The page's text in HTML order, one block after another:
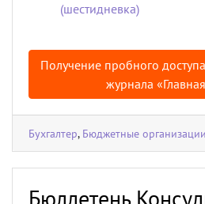
(шестидневка)
Получение пробного
журнала
Бухгалтер, Бюджетные организации
Бюллетень